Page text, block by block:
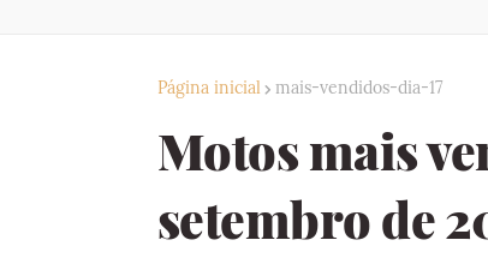
Página inicial mais-vendidos-dia-17
Motos mais
setembro de